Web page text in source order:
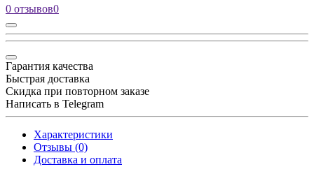
0 отзывов0
Гарантия качества
Быстрая доставка
Скидка при повторном заказе
Написать в Telegram
Характеристики
Отзывы (0)
Доставка и оплата